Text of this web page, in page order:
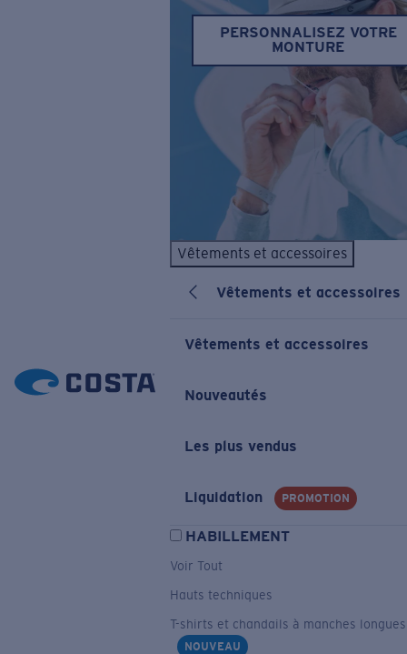
PERSONNALISEZ VOTRE
MONTURE
Vêtements et accessoires
Vêtements et accessoires
Vêtements et accessoires
Nouveautés
Les plus vendus
Liquidation PROMOTION
HABILLEMENT
Voir Tout
Hauts techniques
T-shirts et chandails à manches longues
NOUVEAU